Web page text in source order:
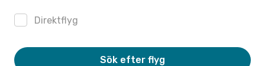
Direktflyg
Sök efter flyg